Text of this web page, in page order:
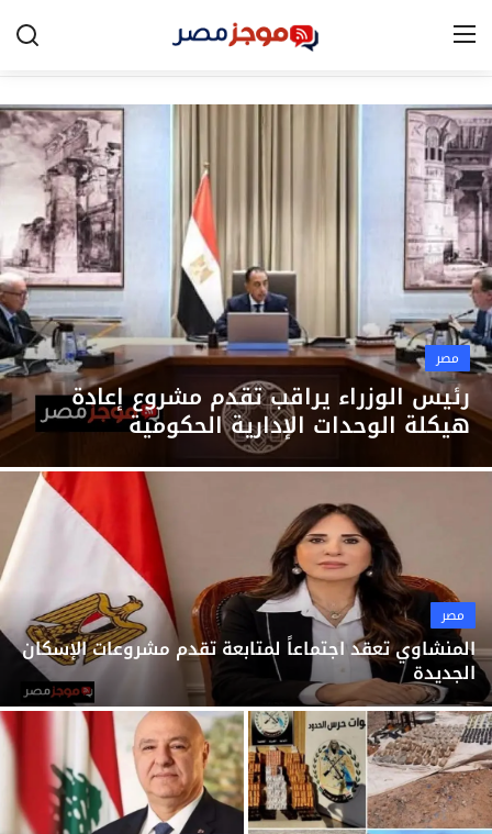
الرئيسية
مصر
الخليج
العالم
الرياضة
اقتصاد
تكنولوجيا
التعليم
منوعات
مصر
رئيس الوزراء يراقب تقدم مشروع إعادة
هيكلة الوحدات الإدارية الحكومية
مصر
المنشاوي تعقد اجتماعاً لمتابعة تقدم مشروعات الإسكان
الجديدة